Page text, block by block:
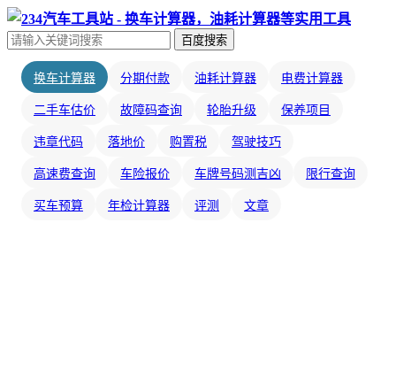
百度搜索
换车计算器 分期付款 油耗计算器 电费计算器
二手车估价 故障码查询 轮胎升级 保养项目
违章代码 落地价 购置税 驾驶技巧
高速费查询 车险报价 车牌号码测吉凶 限行查询
买车预算 年检计算器 评测 文章